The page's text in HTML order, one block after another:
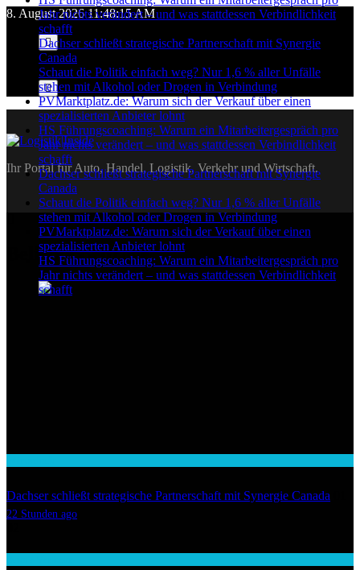
Skip
content
8. August 2026 11:48:16 AM
Jahr nichts verändert – und was stattdessen Verbindlichkeit
schafft
Dachser schließt strategische Partnerschaft mit Synergie
Canada
Schaut die Politik einfach weg? Nur 1,6 % aller Unfälle
stehen mit Alkohol oder Drogen in Verbindung
PVMarktplatz.de: Warum sich der Verkauf über einen
spezialisierten Anbieter lohnt
HS Führungscoaching: Warum ein Mitarbeitergespräch pro
Jahr nichts verändert – und was stattdessen Verbindlichkeit
schafft
Dachser schließt strategische Partnerschaft mit Synergie
Canada
Schaut die Politik einfach weg? Nur 1,6 % aller Unfälle
stehen mit Alkohol oder Drogen in Verbindung
PVMarktplatz.de: Warum sich der Verkauf über einen
spezialisierten Anbieter lohnt
HS Führungscoaching: Warum ein Mitarbeitergespräch pro
Jahr nichts verändert – und was stattdessen Verbindlichkeit
schafft
Logistik|Inside
Ihr Portal für Auto, Handel, Logistik, Verkehr und Wirtschaft.
Beliebte Beiträge
Dachser schließt strategische Partnerschaft mit Synergie Canada
22 Stunden ago